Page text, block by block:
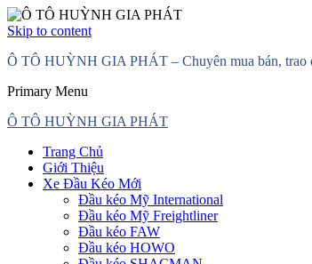
Skip to content
Ô TÔ HUỲNH GIA PHÁT – Chuyên mua bán, trao
Primary Menu
Ô TÔ HUỲNH GIA PHÁT
Trang Chủ
Giới Thiệu
Xe Đầu Kéo Mới
Đầu kéo Mỹ International
Đầu kéo Mỹ Freightliner
Đầu kéo FAW
Đầu kéo HOWO